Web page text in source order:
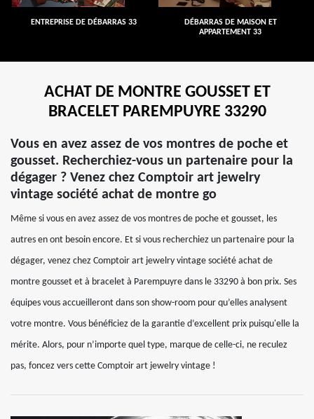
ENTREPRISE DE DÉBARRAS 33
DÉBARRAS DE MAISON ET
APPARTEMENT 33
ACHAT DE MONTRE GOUSSET ET
BRACELET PAREMPUYRE 33290
Vous en avez assez de vos montres de poche et
gousset. Recherchiez-vous un partenaire pour la
dégager ? Venez chez Comptoir art jewelry
vintage société achat de montre go
Même si vous en avez assez de vos montres de poche et gousset, les
autres en ont besoin encore. Et si vous recherchiez un partenaire pour la
dégager, venez chez Comptoir art jewelry vintage société achat de
montre gousset et à bracelet à Parempuyre dans le 33290 à bon prix. Ses
équipes vous accueilleront dans son show-room pour qu’elles analysent
votre montre. Vous bénéficiez de la garantie d’excellent prix puisqu'elle la
mérite. Alors, pour n’importe quel type, marque de celle-ci, ne reculez
pas, foncez vers cette Comptoir art jewelry vintage !